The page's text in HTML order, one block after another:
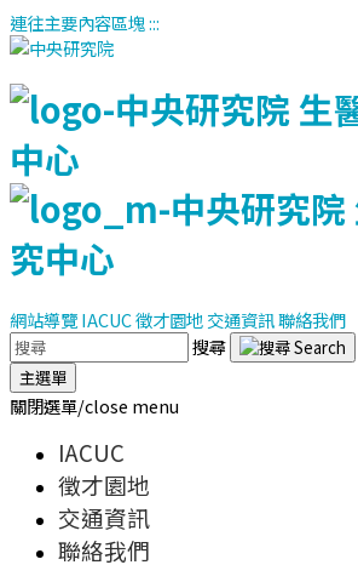
連往主要內容區塊:::
網站導覽IACUC徵才園地交通資訊聯絡我們
搜尋
主選單
關閉選單/close menu
IACUC
徵才園地
交通資訊
聯絡我們